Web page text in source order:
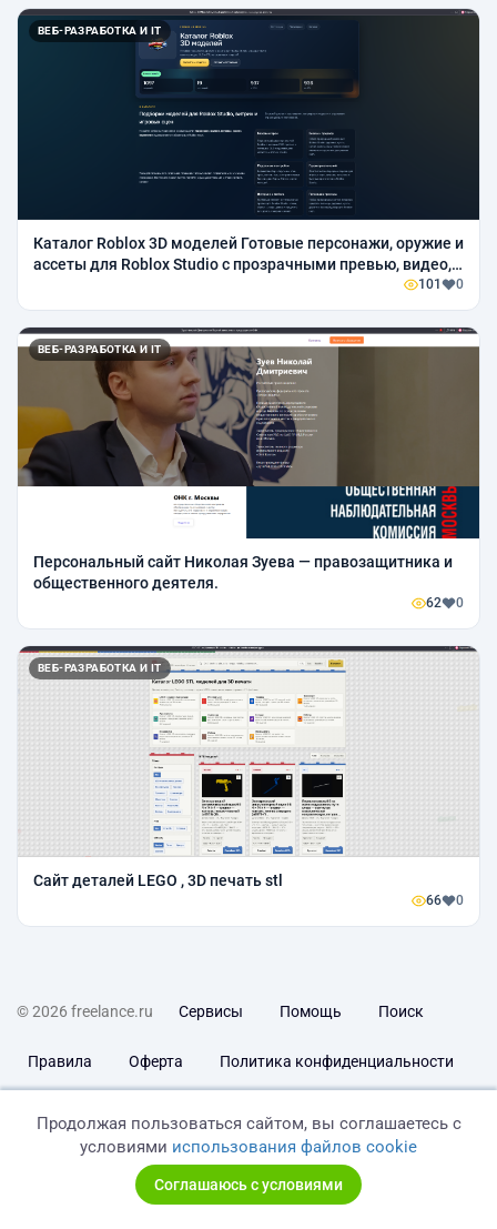
ВЕБ-РАЗРАБОТКА И IT
Каталог Roblox 3D моделей Готовые персонажи, оружие и
ассеты для Roblox Studio с прозрачными превью, видео,
101 0
ВЕБ-РАЗРАБОТКА И IT
Персональный сайт Николая Зуева — правозащитника и
общественного деятеля.
62 0
ВЕБ-РАЗРАБОТКА И IT
Сайт деталей LEGO , 3D печать stl
66 0
© 2026 freelance.ru Сервисы Помощь Поиск
Правила Оферта Политика конфиденциальности
Продолжая пользоваться сайтом, вы соглашаетесь с
условиями использования файлов cookie
Соглашаюсь с условиями